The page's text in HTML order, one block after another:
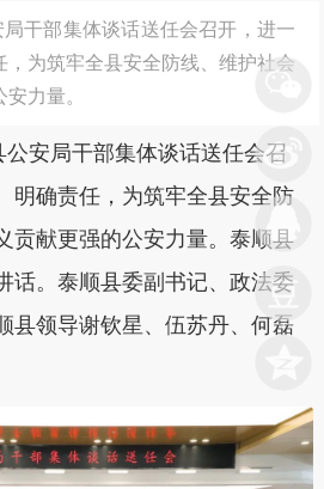
干部集体谈话送任会召开，进一
，为筑牢全县安全防线、维护社会
力量。
安局干部集体谈话送任会召
明确责任，为筑牢全县安全防
贡献更强的公安力量。泰顺县
话。泰顺县委副书记、政法委
县领导谢钦星、伍苏丹、何磊